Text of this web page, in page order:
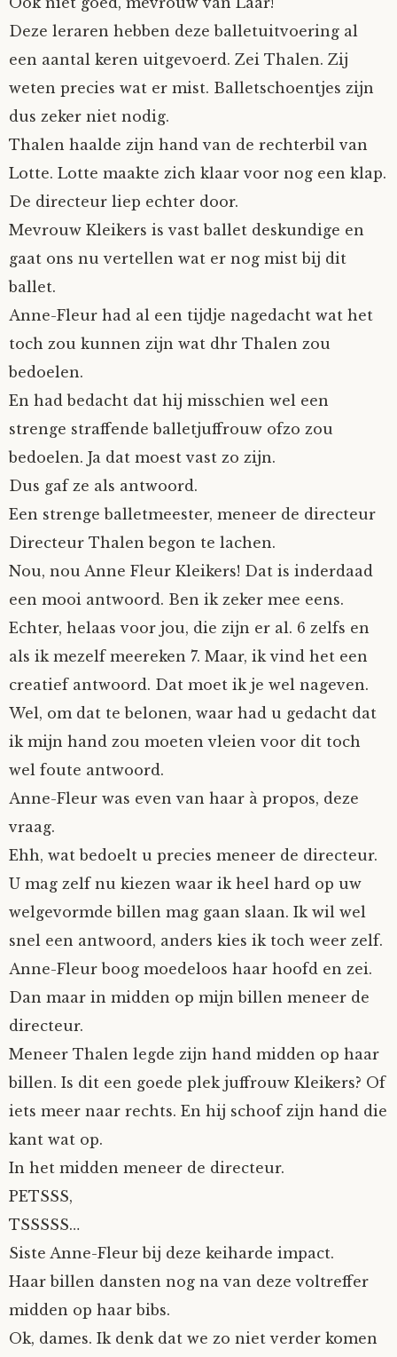
Deze leraren hebben deze balletuitvoering al
een aantal keren uitgevoerd. Zei Thalen. Zij
weten precies wat er mist. Balletschoentjes zijn
dus zeker niet nodig.
Thalen haalde zijn hand van de rechterbil van
Lotte. Lotte maakte zich klaar voor nog een klap.
De directeur liep echter door.
Mevrouw Kleikers is vast ballet deskundige en
gaat ons nu vertellen wat er nog mist bij dit
ballet.
Anne-Fleur had al een tijdje nagedacht wat het
toch zou kunnen zijn wat dhr Thalen zou
bedoelen.
En had bedacht dat hij misschien wel een
strenge straffende balletjuffrouw ofzo zou
bedoelen. Ja dat moest vast zo zijn.
Dus gaf ze als antwoord.
Een strenge balletmeester, meneer de directeur
Directeur Thalen begon te lachen.
Nou, nou Anne Fleur Kleikers! Dat is inderdaad
een mooi antwoord. Ben ik zeker mee eens.
Echter, helaas voor jou, die zijn er al. 6 zelfs en
als ik mezelf meereken 7. Maar, ik vind het een
creatief antwoord. Dat moet ik je wel nageven.
Wel, om dat te belonen, waar had u gedacht dat
ik mijn hand zou moeten vleien voor dit toch
wel foute antwoord.
Anne-Fleur was even van haar à propos, deze
vraag.
Ehh, wat bedoelt u precies meneer de directeur.
U mag zelf nu kiezen waar ik heel hard op uw
welgevormde billen mag gaan slaan. Ik wil wel
snel een antwoord, anders kies ik toch weer zelf.
Anne-Fleur boog moedeloos haar hoofd en zei.
Dan maar in midden op mijn billen meneer de
directeur.
Meneer Thalen legde zijn hand midden op haar
billen. Is dit een goede plek juffrouw Kleikers? Of
iets meer naar rechts. En hij schoof zijn hand die
kant wat op.
In het midden meneer de directeur.
PETSSS,
TSSSSS…
Siste Anne-Fleur bij deze keiharde impact.
Haar billen dansten nog na van deze voltreffer
midden op haar bibs.
Ok, dames. Ik denk dat we zo niet verder komen